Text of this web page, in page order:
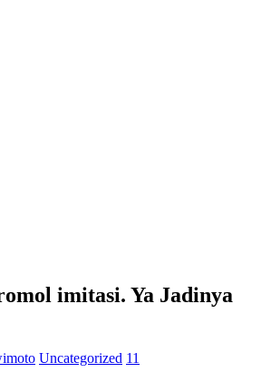
imitasi. Ya Jadinya
Uncategorized 11